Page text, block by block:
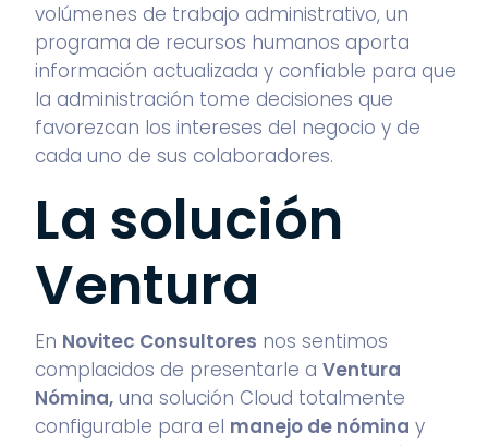
volúmenes de trabajo administrativo, un
programa de recursos humanos aporta
información actualizada y confiable para que
la administración tome decisiones que
favorezcan los intereses del negocio y de
cada uno de sus colaboradores.
La solución
Ventura
En Novitec Consultores nos sentimos
complacidos de presentarle a Ventura
Nómina, una solución Cloud totalmente
configurable para el manejo de nómina y